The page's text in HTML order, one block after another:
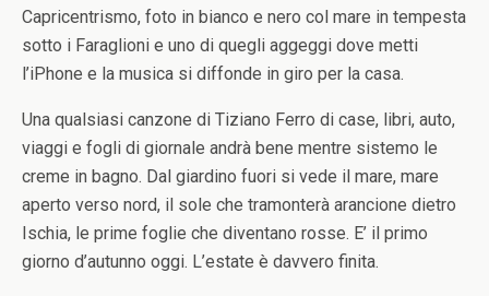
Capricentrismo, foto in bianco e nero col mare in tempesta
sotto i Faraglioni e uno di quegli aggeggi dove metti
l’iPhone e la musica si diffonde in giro per la casa.
Una qualsiasi canzone di Tiziano Ferro di case, libri, auto,
viaggi e fogli di giornale andrà bene mentre sistemo le
creme in bagno. Dal giardino fuori si vede il mare, mare
aperto verso nord, il sole che tramonterà arancione dietro
Ischia, le prime foglie che diventano rosse. E’ il primo
giorno d’autunno oggi. L’estate è davvero finita.